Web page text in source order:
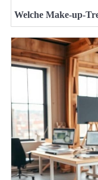
Welche Make-up-